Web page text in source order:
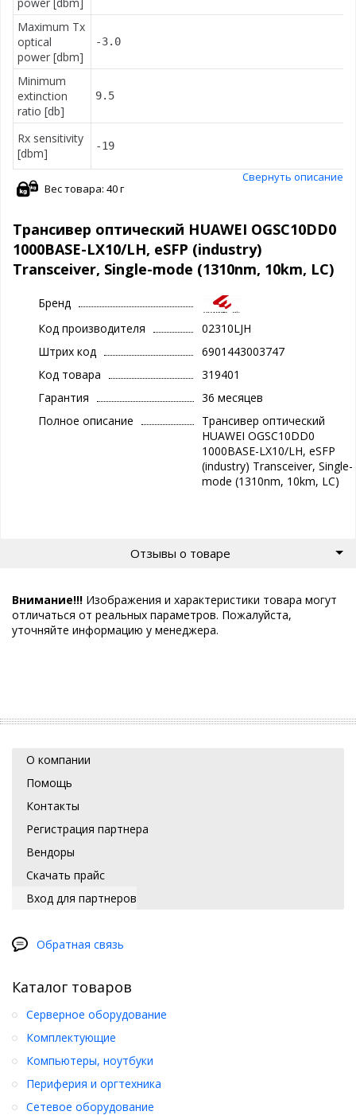
Maximum Tx
optical
power [dbm]
-3.0
Minimum
extinction
ratio [db]
9.5
Rx sensitivity
[dbm]
-19
Свернуть описание
Вес товара: 40 г
Трансивер оптический HUAWEI OGSC10DD0
1000BASE-LX10/LH, eSFP (industry)
Transceiver, Single-mode (1310nm, 10km, LC)
Бренд
Код производителя
02310LJH
Штрих код
6901443003747
Код товара
319401
Гарантия
36 месяцев
Полное описание
Трансивер оптический
HUAWEI OGSC10DD0
1000BASE-LX10/LH, eSFP
(industry) Transceiver, Single-
mode (1310nm, 10km, LC)
Отзывы о товаре
Внимание!!! Изображения и характеристики товара могут
отличаться от реальных параметров. Пожалуйста,
уточняйте информацию у менеджера.
О компании
Помощь
Контакты
Регистрация партнера
Вендоры
Скачать прайс
Вход для партнеров
Обратная связь
Каталог товаров
Серверное оборудование
Комплектующие
Компьютеры, ноутбуки
Периферия и оргтехника
Сетевое оборудование